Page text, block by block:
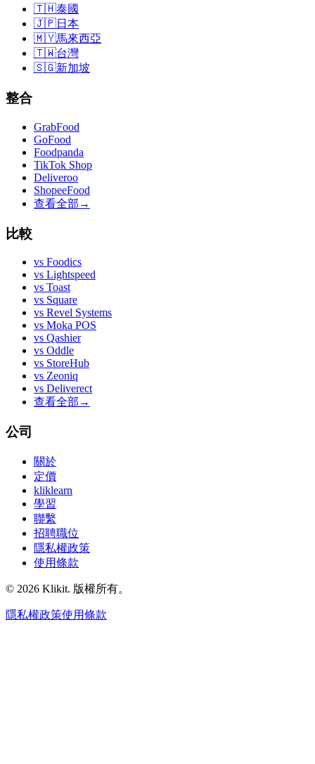
🇹🇭泰國
🇯🇵日本
🇲🇾馬來西亞
🇹🇼台灣
🇸🇬新加坡
整合
GrabFood
GoFood
Foodpanda
TikTok Shop
Deliveroo
ShopeeFood
查看全部 →
比較
vs Foodics
vs Lightspeed
vs Toast
vs Square
vs Revel Systems
vs Moka POS
vs Qashier
vs Oddle
vs StoreHub
vs Zeoniq
vs Deliverect
查看全部 →
公司
關於
定價
kliklearn
學習
聯繫
招聘職位
隱私權政策
使用條款
© 2026 Klikit. 版權所有。
隱私權政策使用條款